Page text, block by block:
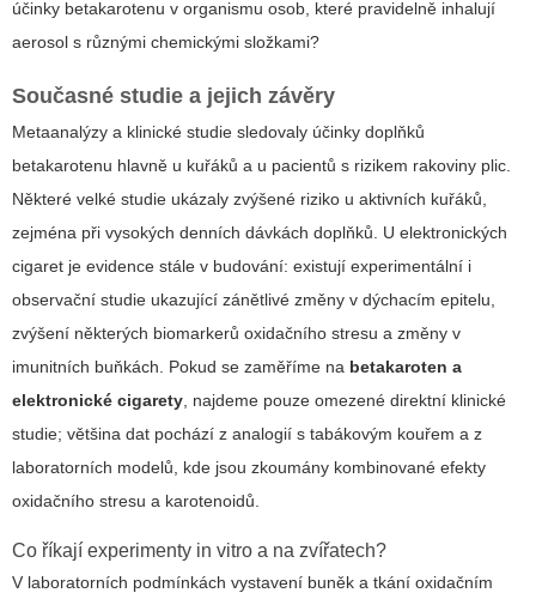
účinky betakarotenu v organismu osob, které pravidelně inhalují
aerosol s různými chemickými složkami?
Současné studie a jejich závěry
Metaanalýzy a klinické studie sledovaly účinky doplňků
betakarotenu hlavně u kuřáků a u pacientů s rizikem rakoviny plic.
Některé velké studie ukázaly zvýšené riziko u aktivních kuřáků,
zejména při vysokých denních dávkách doplňků. U elektronických
cigaret je evidence stále v budování: existují experimentální i
observační studie ukazující zánětlivé změny v dýchacím epitelu,
zvýšení některých biomarkerů oxidačního stresu a změny v
imunitních buňkách. Pokud se zaměříme na betakaroten a
elektronické cigarety, najdeme pouze omezené direktní klinické
studie; většina dat pochází z analogií s tabákovým kouřem a z
laboratorních modelů, kde jsou zkoumány kombinované efekty
oxidačního stresu a karotenoidů.
Co říkají experimenty in vitro a na zvířatech?
V laboratorních podmínkách vystavení buněk a tkání oxidačním